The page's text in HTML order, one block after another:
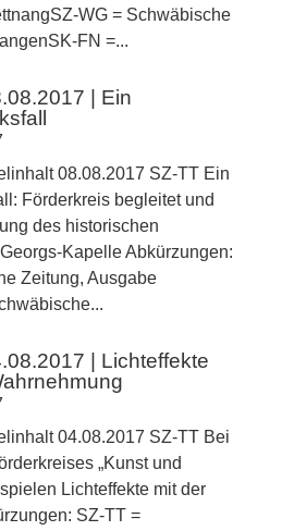
WG = Schwäbische
FN =...
| Ein
08.08.2017 SZ-TT Ein
Förderkreis begleitet und
des historischen
Kapelle Abkürzungen:
Zeitung, Ausgabe
| Lichteffekte
04.08.2017 SZ-TT Bei
„Kunst und
Lichteffekte mit der
SZ-TT =